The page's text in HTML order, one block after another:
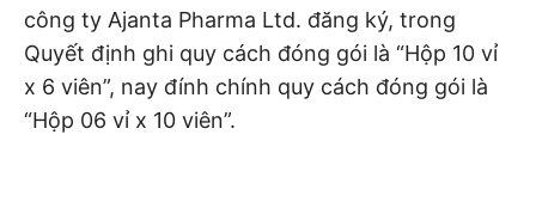
công ty Ajanta Pharma Ltd. đăng ký, trong
Quyết định ghi quy cách đóng gói là “Hộp 10 vỉ
x 6 viên”, nay đính chính quy cách đóng gói là
“Hộp 06 vỉ x 10 viên”.